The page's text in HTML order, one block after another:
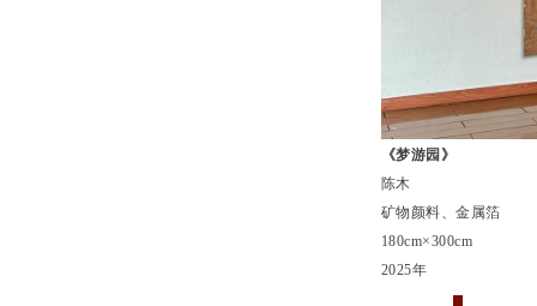
《梦游园》
陈木
矿物颜料、金属箔
180cm×300cm
2025年